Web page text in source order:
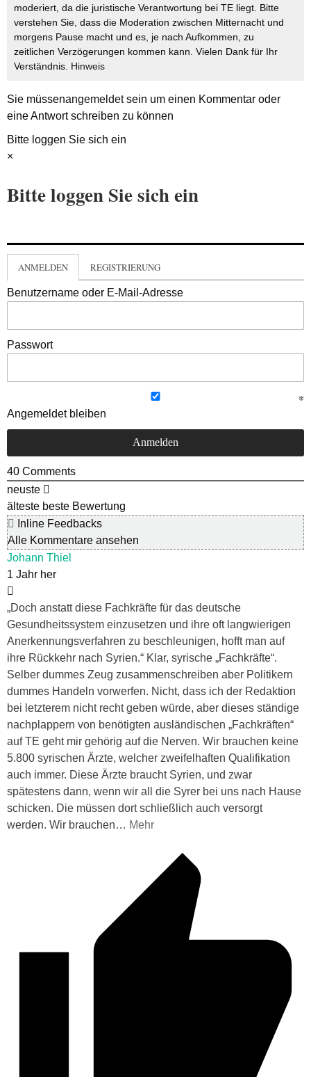
moderiert, da die juristische Verantwortung bei TE liegt. Bitte
verstehen Sie, dass die Moderation zwischen Mitternacht und
morgens Pause macht und es, je nach Aufkommen, zu
zeitlichen Verzögerungen kommen kann. Vielen Dank für Ihr
Verständnis. Hinweis
Sie müssenangemeldetsein um einen Kommentar oder
eine Antwort schreiben zu können
Bitte loggen Sie sich ein
×
Bitte loggen Sie sich ein
ANMELDEN REGISTRIERUNG
Benutzername oder E-Mail-Adresse
Passwort
Angemeldet bleiben
40 Comments
neuste
älteste beste Bewertung
Inline Feedbacks
Alle Kommentare ansehen
Johann Thiel
1 Jahr her
„Doch anstatt diese Fachkräfte für das deutsche
Gesundheitssystem einzusetzen und ihre oft langwierigen
Anerkennungsverfahren zu beschleunigen, hofft man auf
ihre Rückkehr nach Syrien.“ Klar, syrische „Fachkräfte“.
Selber dummes Zeug zusammenschreiben aber Politikern
dummes Handeln vorwerfen. Nicht, dass ich der Redaktion
bei letzterem nicht recht geben würde, aber dieses ständige
nachplappern von benötigten ausländischen „Fachkräften“
auf TE geht mir gehörig auf die Nerven. Wir brauchen keine
5.800 syrischen Ärzte, welcher zweifelhaften Qualifikation
auch immer. Diese Ärzte braucht Syrien, und zwar
spätestens dann, wenn wir all die Syrer bei uns nach Hause
schicken. Die müssen dort schließlich auch versorgt
werden. Wir brauchen… Mehr